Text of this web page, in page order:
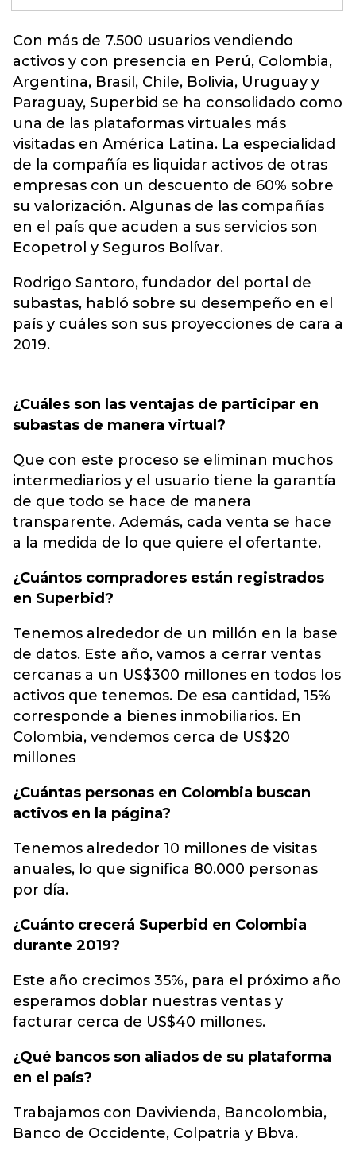
Con más de 7.500 usuarios vendiendo
activos y con presencia en Perú, Colombia,
Argentina, Brasil, Chile, Bolivia, Uruguay y
Paraguay, Superbid se ha consolidado como
una de las plataformas virtuales más
visitadas en América Latina. La especialidad
de la compañía es liquidar activos de otras
empresas con un descuento de 60% sobre
su valorización. Algunas de las compañías
en el país que acuden a sus servicios son
Ecopetrol y Seguros Bolívar.
Rodrigo Santoro, fundador del portal de
subastas, habló sobre su desempeño en el
país y cuáles son sus proyecciones de cara a
2019.
¿Cuáles son las ventajas de participar en
subastas de manera virtual?
Que con este proceso se eliminan muchos
intermediarios y el usuario tiene la garantía
de que todo se hace de manera
transparente. Además, cada venta se hace
a la medida de lo que quiere el ofertante.
¿Cuántos compradores están registrados
en Superbid?
Tenemos alrededor de un millón en la base
de datos. Este año, vamos a cerrar ventas
cercanas a un US$300 millones en todos los
activos que tenemos. De esa cantidad, 15%
corresponde a bienes inmobiliarios. En
Colombia, vendemos cerca de US$20
millones
¿Cuántas personas en Colombia buscan
activos en la página?
Tenemos alrededor 10 millones de visitas
anuales, lo que significa 80.000 personas
por día.
¿Cuánto crecerá Superbid en Colombia
durante 2019?
Este año crecimos 35%, para el próximo año
esperamos doblar nuestras ventas y
facturar cerca de US$40 millones.
¿Qué bancos son aliados de su plataforma
en el país?
Trabajamos con Davivienda, Bancolombia,
Banco de Occidente, Colpatria y Bbva.